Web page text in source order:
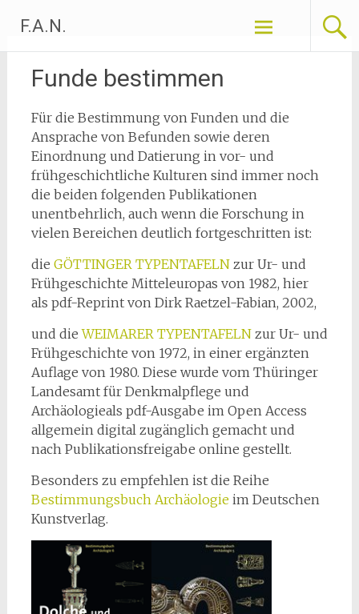
Inhalt
springen
F.A.N.
Funde bestimmen
Für die Bestimmung von Funden und die
Ansprache von Befunden sowie deren
Einordnung und Datierung in vor- und
frühgeschichtliche Kulturen sind immer noch
die beiden folgenden Publikationen
unentbehrlich, auch wenn die Forschung in
vielen Bereichen deutlich fortgeschritten ist:
die GÖTTINGER TYPENTAFELN zur Ur- und
Frühgeschichte Mitteleuropas von 1982, hier
als pdf-Reprint von Dirk Raetzel-Fabian, 2002,
und die WEIMARER TYPENTAFELNzur Ur- und
Frühgeschichte von 1972, in einer ergänzten
Auflage von 1980. Diese wurde vom Thüringer
Landesamt für Denkmalpflege und
Archäologieals pdf-Ausgabe im Open Access
allgemein digital zugänglich gemacht und
nach Publikationsfreigabe online gestellt.
Besonders zu empfehlen ist die Reihe
Bestimmungsbuch Archäologieim Deutschen
Kunstverlag.